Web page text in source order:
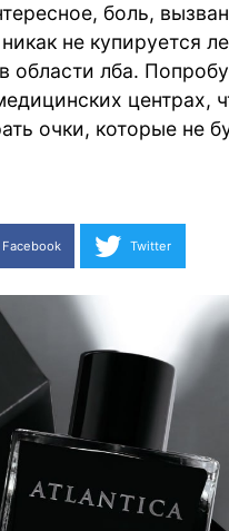
боль,
не купируется
области лба.
центрах,
очки, которые не
Facebook Twitter